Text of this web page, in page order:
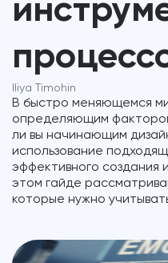
Iliya Timohin
В быстро меняющемся
определяющим
ли вы начинающим
использование
эффективного создания
этом гайде
которые нужно